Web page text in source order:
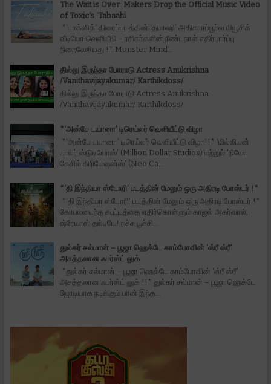
The Wait is Over: Makers Drop the Official Music Video
of Toxic's 'Tabaahi
*‘டாக்ஸிக்‘ திரைப்படத்தின் ‘தபாஹி’ அதிகாரப்பூர்வ மியூசிக்
வீடியோ வெளியீடு – ரசிகர்களின் நீண்டநாள் எதிர்பார்ப்பு
நிறைவேறியது !* Monster Mind...
தில்லு இருந்தா போராடு Actress Anukrishna
/Vanithavijayakumar/ Karthikdoss/
தில்லு இருந்தா போராடு Actress Anukrishna
/Vanithavijayakumar/ Karthikdoss/
*‘அன்பே டயானா’ டிரெய்லர் வெளியீட்டு விழா
*‘அன்பே டயானா’ டிரெய்லர் வெளியீட்டு விழா!!* ‘மில்லியன்
டாலர் ஸ்டுடியோஸ்’ (Million Dollar Studios) மற்றும் ‘நியோ
கேசில் கிரியேஷன்ஸ்’ (Neo Ca...
*‘தி இந்தியா ஸ்டோரி’ படத்தின் மேலும் ஒரு அதிரடி போஸ்டர் !*
*‘தி இந்தியா ஸ்டோரி’ படத்தின் மேலும் ஒரு அதிரடி போஸ்டர் !*
கோபமடைந்த கூட்டத்தை எதிர்கொள்ளும் காஜல் அகர்வால்,
ஷ்ரேயாஸ் தல்படே! நச்சு பூச்சி...
துல்கர் சல்மான் – பூஜா ஹெக்டே காம்போவின் ‘ஸ்ரீ ஸ்ரீ’
அசத்தலான ஃபர்ஸ்ட் லுக்
*துல்கர் சல்மான் – பூஜா ஹெக்டே காம்போவின் ‘ஸ்ரீ ஸ்ரீ’
அசத்தலான ஃபர்ஸ்ட் லுக் !!* துல்கர் சல்மான் – பூஜா ஹெக்டே
ஜோடியாக நடிக்கும் பான் இந்த...